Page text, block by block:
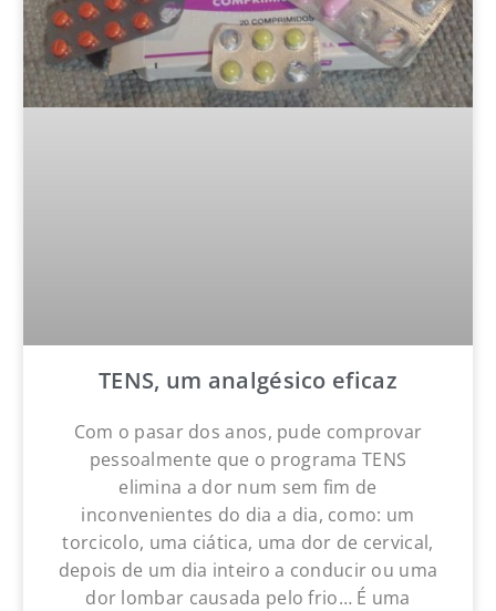
TENS, um analgésico eficaz
Com o pasar dos anos, pude comprovar
pessoalmente que o programa TENS
elimina a dor num sem fim de
inconvenientes do dia a dia, como: um
torcicolo, uma ciática, uma dor de cervical,
depois de um dia inteiro a conducir ou uma
dor lombar causada pelo frio… É uma